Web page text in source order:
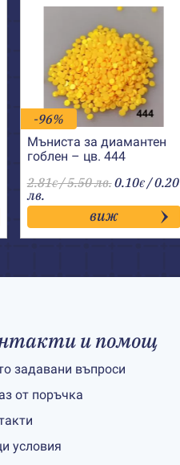
-96%
Мъниста за диамантен
гоблен – цв. 444
2.81€/ 5.50 лв.0.10€/ 0.20
лв.
виж
и помощ
задавани въпроси
от поръчка
условия